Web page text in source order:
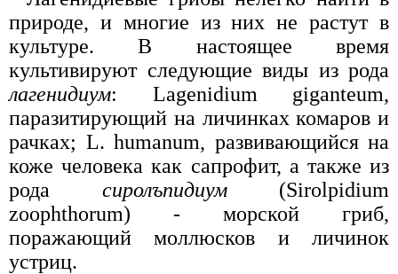
природе, и многие из них не растут в
культуре. В настоящее время
культивируют следующие виды из рода
лагенидиум: Lagenidium giganteum,
паразитирующий на личинках комаров и
рачках; L. humanum, развивающийся на
коже человека как сапрофит, а также из
рода сиролъпидиум(Sirolpidium
zoophthorum) - морской гриб,
поражающий моллюсков и личинок
устриц.